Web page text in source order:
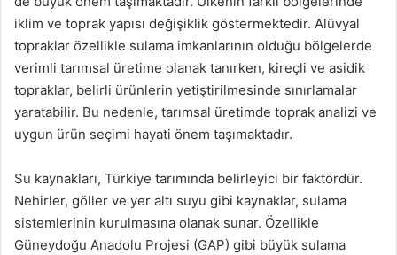
iklim ve toprak yapısı değişiklik göstermektedir. Alüvyal
topraklar özellikle sulama imkanlarının olduğu bölgelerde
verimli tarımsal üretime olanak tanırken, kireçli ve asidik
topraklar, belirli ürünlerin yetiştirilmesinde sınırlamalar
yaratabilir. Bu nedenle, tarımsal üretimde toprak analizi ve
uygun ürün seçimi hayati önem taşımaktadır.
Su kaynakları, Türkiye tarımında belirleyici bir faktördür.
Nehirler, göller ve yer altı suyu gibi kaynaklar, sulama
sistemlerinin kurulmasına olanak sunar. Özellikle
Güneydoğu Anadolu Projesi (GAP) gibi büyük sulama